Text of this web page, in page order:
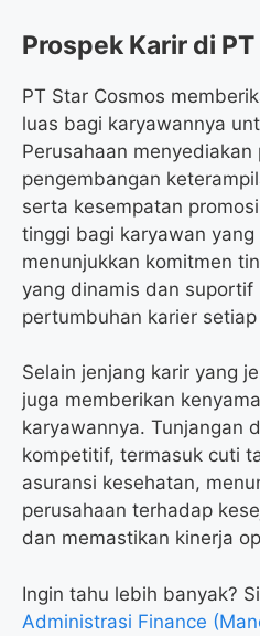
Prospek Karir di
PT Star Cosmos
luas bagi karyawannya
Perusahaan
pengembangan
serta kesempatan
tinggi bagi karyawan
menunjukkan komitmen
yang dinamis dan suportif
pertumbuhan karier
Selain jenjang karir yang
juga memberikan
karyawannya. Tunjangan
kompetitif, termasuk cuti
asuransi kesehatan,
perusahaan terhadap
dan memastikan kinerja
Ingin tahu lebih banyak?
Administrasi Finance